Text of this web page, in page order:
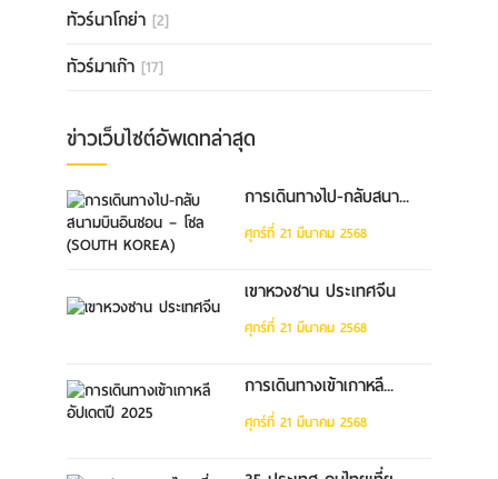
ทัวร์นาโกย่า [2]
ทัวร์มาเก๊า [17]
ข่าวเว็บไซต์อัพเดทล่าสุด
การเดินทางไป-กลับสนา...
ศุกร์ที่ 21 มีนาคม 2568
เขาหวงซาน ประเทศจีน
ศุกร์ที่ 21 มีนาคม 2568
การเดินทางเข้าเกาหลี...
ศุกร์ที่ 21 มีนาคม 2568